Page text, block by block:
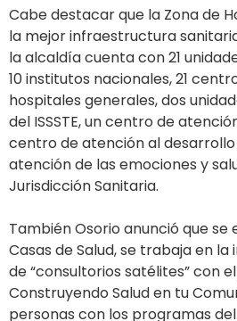
Cabe destacar que la Zona de
la mejor infraestructura
la alcaldía cuenta con 21
10 institutos nacionales, 21
hospitales generales, dos
del ISSSTE, un centro de
centro de atención al
atención de las emociones y
Jurisdicción Sanitaria.
También Osorio anunció que
Casas de Salud, se trabaja en
de “consultorios satélites” con
Construyendo Salud en tu
personas con los programas